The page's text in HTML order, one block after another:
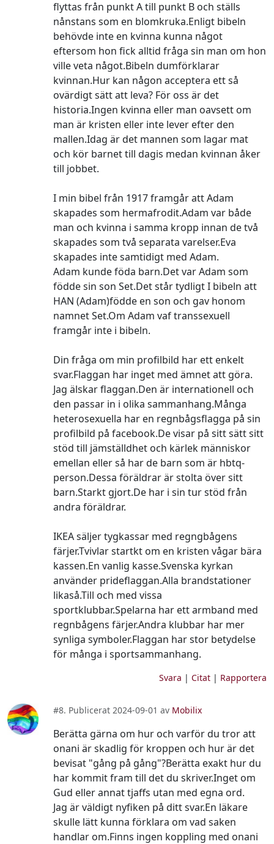
flyttas från punkt A till punkt B och ställs
nånstans som en blomkruka.Enligt bibeln
behövde inte en kvinna kunna något
eftersom hon fick alltid fråga sin man om hon
ville veta något.Bibeln dumförklarar
kvinnan.Hur kan någon acceptera ett så
ovärdigt sätt att leva? För oss är det
historia.Ingen kvinna eller man oavsett om
man är kristen eller inte lever efter den
mallen.Idag är det mannen som lagar mat
och kör barnet till dagis medan kvinnan åker
till jobbet.
I min bibel från 1917 framgår att Adam
skapades som hermafrodit.Adam var både
man och kvinna i samma kropp innan de två
skapades som två separata varelser.Eva
skapades inte samtidigt med Adam.
Adam kunde föda barn.Det var Adam som
födde sin son Set.Det står tydligt I bibeln att
HAN (Adam)födde en son och gav honom
namnet Set.Om Adam vaf transsexuell
framgår inte i bibeln.
Din fråga om min profilbild har ett enkelt
svar.Flaggan har inget med ämnet att göra.
Jag älskar flaggan.Den är internationell och
den passar in i olika sammanhang.Många
heterosexuella har en regnbågsflagga på sin
profilbild på facebook.De visar på sitt sätt sitt
stöd till jämställdhet och kärlek människor
emellan eller så har de barn som är hbtq-
person.Dessa föräldrar är stolta över sitt
barn.Starkt gjort.De har i sin tur stöd från
andra föräldrar.
IKEA säljer tygkassar med regngbågens
färjer.Tvivlar startkt om en kristen vågar bära
kassen.En vanlig kasse.Svenska kyrkan
använder prideflaggan.Alla brandstationer
likaså.Till och med vissa
sportklubbar.Spelarna har ett armband med
regnbågens färjer.Andra klubbar har mer
synliga symboler.Flaggan har stor betydelse
för många i sportsammanhang.
Svara | Citat| Rapportera
#8. Publicerat 2024-09-01 av Mobilix
Berätta gärna om hur och varför du tror att
onani är skadlig för kroppen och hur är det
bevisat "gång på gång"?Berätta exakt hur du
har kommit fram till det du skriver.Inget om
Gud eller annat tjaffs utan med egna ord.
Jag är väldigt nyfiken på ditt svar.En läkare
skulle lätt kunna förklara om vad saken
handlar om.Finns ingen koppling med onani